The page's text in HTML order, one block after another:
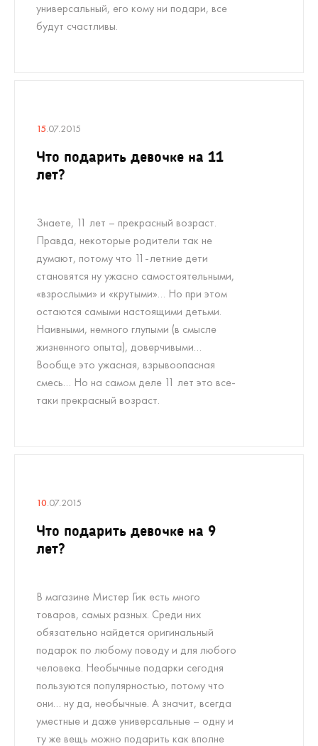
универсальный, его кому ни подари, все
будут счастливы.
15.07.2015
Что подарить девочке на 11
лет?
Знаете, 11 лет – прекрасный возраст.
Правда, некоторые родители так не
думают, потому что 11-летние дети
становятся ну ужасно самостоятельными,
«взрослыми» и «крутыми»… Но при этом
остаются самыми настоящими детьми.
Наивными, немного глупыми (в смысле
жизненного опыта), доверчивыми…
Вообще это ужасная, взрывоопасная
смесь… Но на самом деле 11 лет это все-
таки прекрасный возраст.
10.07.2015
Что подарить девочке на 9
лет?
В магазине Мистер Гик есть много
товаров, самых разных. Среди них
обязательно найдется оригинальный
подарок по любому поводу и для любого
человека. Необычные подарки сегодня
пользуются популярностью, потому что
они… ну да, необычные. А значит, всегда
уместные и даже универсальные – одну и
ту же вещь можно подарить как вполне